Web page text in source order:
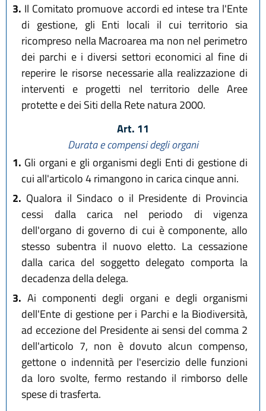
3. Il Comitato promuove accordi ed intese tra l'Ente
di gestione, gli Enti locali il cui territorio sia
ricompreso nella Macroarea ma non nel perimetro
dei parchi e i diversi settori economici al fine di
reperire le risorse necessarie alla realizzazione di
interventi e progetti nel territorio delle Aree
protette e dei Siti della Rete natura 2000.
Art. 11
Durata e compensi degli organi
1. Gli organi e gli organismi degli Enti di gestione di
cui all'articolo 4 rimangono in carica cinque anni.
2. Qualora il Sindaco o il Presidente di Provincia
cessi dalla carica nel periodo di vigenza
dell'organo di governo di cui è componente, allo
stesso subentra il nuovo eletto. La cessazione
dalla carica del soggetto delegato comporta la
decadenza della delega.
3. Ai componenti degli organi e degli organismi
dell'Ente di gestione per i Parchi e la Biodiversità,
ad eccezione del Presidente ai sensi del comma 2
dell'articolo 7, non è dovuto alcun compenso,
gettone o indennità per l'esercizio delle funzioni
da loro svolte, fermo restando il rimborso delle
spese di trasferta.